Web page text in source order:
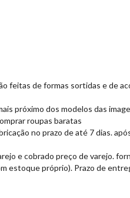
feitas de formas sortidas e de
próximo dos modelos das
roupas baratas
no prazo de até 7 dias.
e cobrado preço de varejo.
estoque próprio). Prazo de